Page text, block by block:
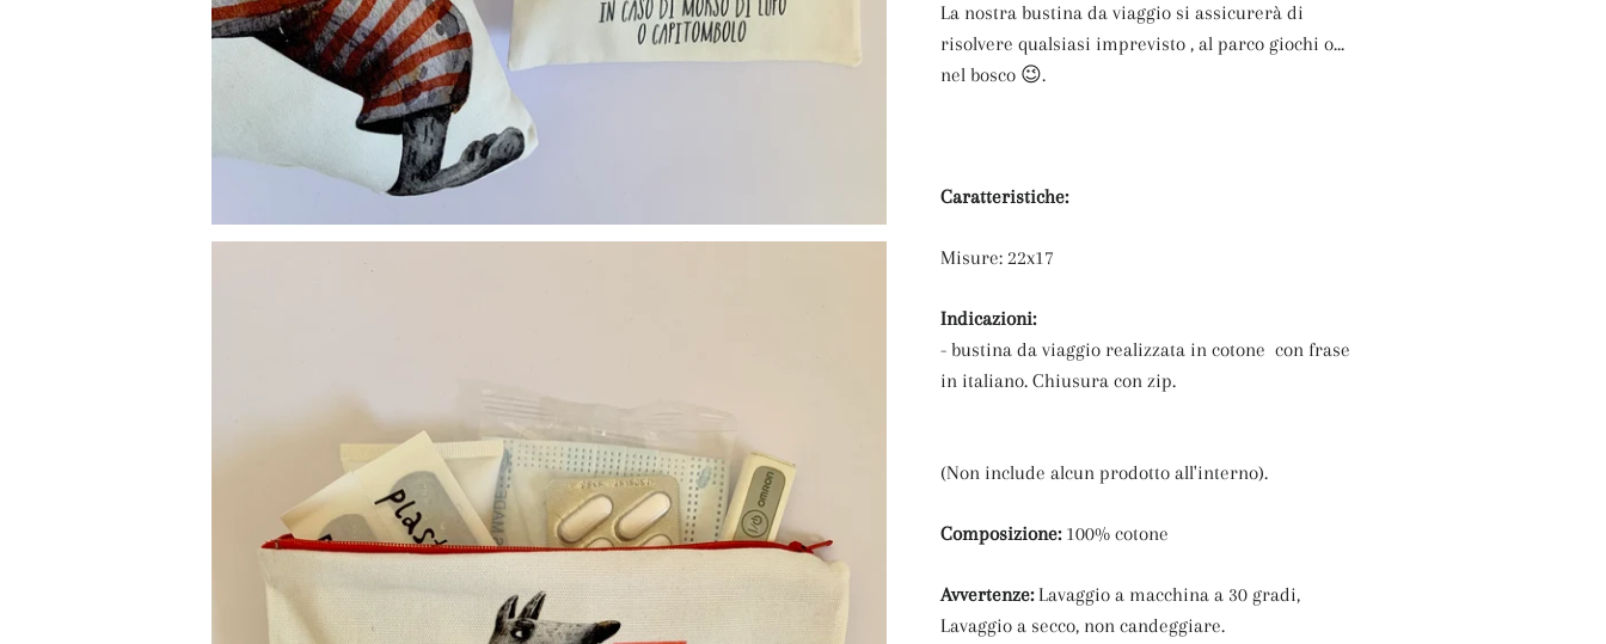
La nostra bustina da viaggio si assicurerà di
risolvere qualsiasi imprevisto , al parco giochi o...
nel bosco 😉.
Caratteristiche:
Misure: 22x17
Indicazioni:
- bustina da viaggio realizzata in cotone con frase
in italiano. Chiusura con zip.
(Non include alcun prodotto all'interno).
Composizione: 100% cotone
Avvertenze: Lavaggio a macchina a 30 gradi,
Lavaggio a secco, non candeggiare.